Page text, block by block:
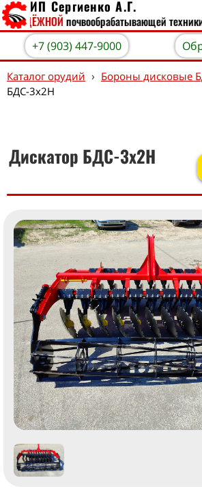
ИП Сергиенко А.Г.
НАДЁЖНОЙпочвообрабатывающей техники
+7 (903) 447-9000
Каталог орудий › Бороны дисковые
БДС-3х2Н
Дискатор БДС-3х2Н